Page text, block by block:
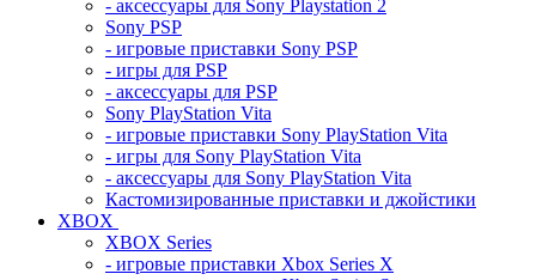
- аксессуары для Sony Playstation 2
Sony PSP
- игровые приставки Sony PSP
- игры для PSP
- аксессуары для PSP
Sony PlayStation Vita
- игровые приставки Sony PlayStation Vita
- игры для Sony PlayStation Vita
- аксессуары для Sony PlayStation Vita
Кастомизированные приставки и джойстики
XBOX
XBOX Series
- игровые приставки Xbox Series X